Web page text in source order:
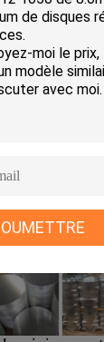
selon
froid et
une
: